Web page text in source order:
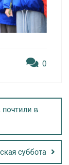
0
в
суббота